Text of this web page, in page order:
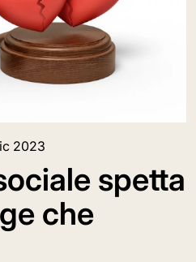
2023
spetta
che